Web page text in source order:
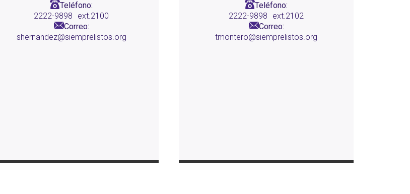
Teléfono:
2222-9898
ext.2100
Correo:
shernandez@siemprelistos.org
Teléfono:
2222-9898
ext.2102
Correo:
tmontero@siemprelistos.org